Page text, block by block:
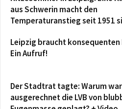
aus Schwerin macht den
Temperaturanstieg seit 1951
Leipzig braucht konsequenten
Ein Aufruf!
Der Stadtrat tagte: Warum
ausgerechnet die LVB von